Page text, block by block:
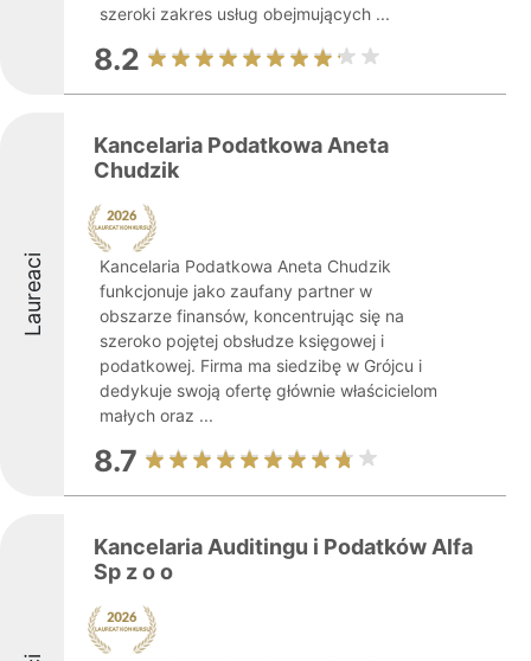
szeroki zakres usług obejmujących ...
8.2
Laureaci
Kancelaria Podatkowa Aneta
Chudzik
Kancelaria Podatkowa Aneta Chudzik
funkcjonuje jako zaufany partner w
obszarze finansów, koncentrując się na
szeroko pojętej obsłudze księgowej i
podatkowej. Firma ma siedzibę w Grójcu i
dedykuje swoją ofertę głównie właścicielom
małych oraz ...
8.7
Kancelaria Auditingu i Podatków Alfa
Sp z o o